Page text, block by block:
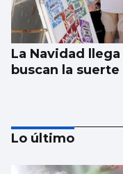
La Navidad
buscan la suerte
Lo último